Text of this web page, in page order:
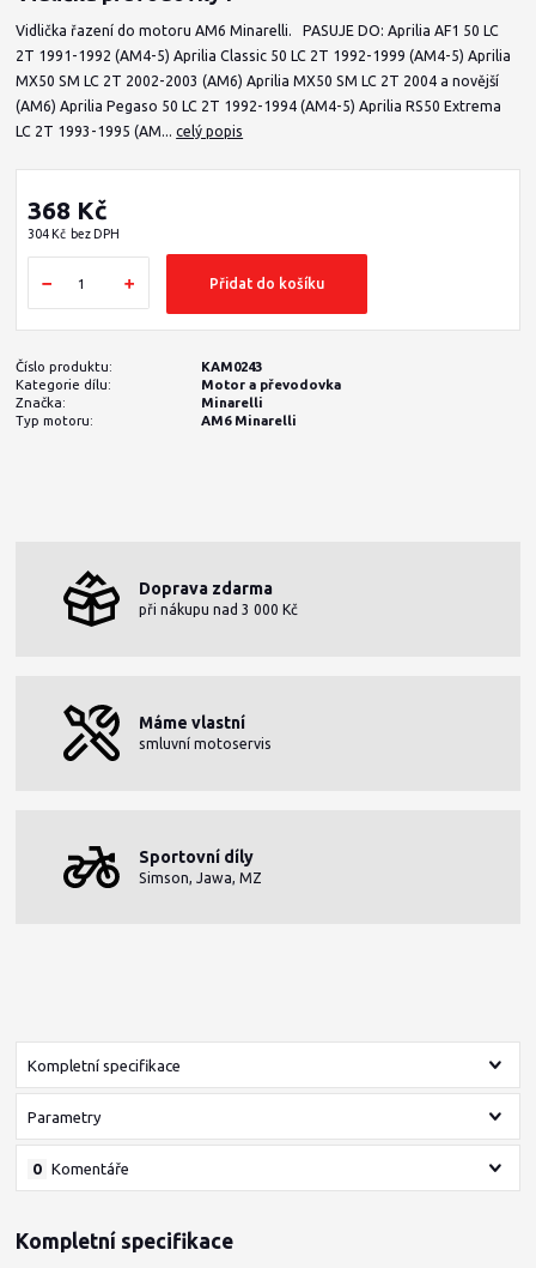
Vidlička řazení do motoru AM6 Minarelli. PASUJE DO: Aprilia AF1 50 LC
2T 1991-1992 (AM4-5) Aprilia Classic 50 LC 2T 1992-1999 (AM4-5) Aprilia
MX50 SM LC 2T 2002-2003 (AM6) Aprilia MX50 SM LC 2T 2004 a novější
(AM6) Aprilia Pegaso 50 LC 2T 1992-1994 (AM4-5) Aprilia RS50 Extrema
LC 2T 1993-1995 (AM...celý popis
368 Kč
304 Kč bez DPH
Přidat do košíku
Číslo produktu:
KAM0243
Kategorie dílu:
Motor a převodovka
Značka:
Minarelli
Typ motoru:
AM6 Minarelli
Doprava zdarma
při nákupu nad 3 000 Kč
Máme vlastní
smluvní motoservis
Sportovní díly
Simson, Jawa, MZ
Kompletní specifikace
Parametry
Komentáře
0
Kompletní specifikace